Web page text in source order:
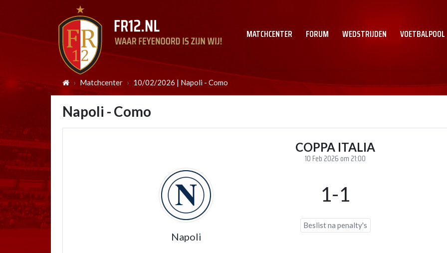
MATCHCENTER FORUM WEDSTRIJDEN VOETBALPOOL
Matchcenter 10/02/2026 | Napoli - Como
Napoli - Como
COPPA ITALIA
10 Feb 2026 om 21:00
Napoli
1-1
Beslist na penalty's